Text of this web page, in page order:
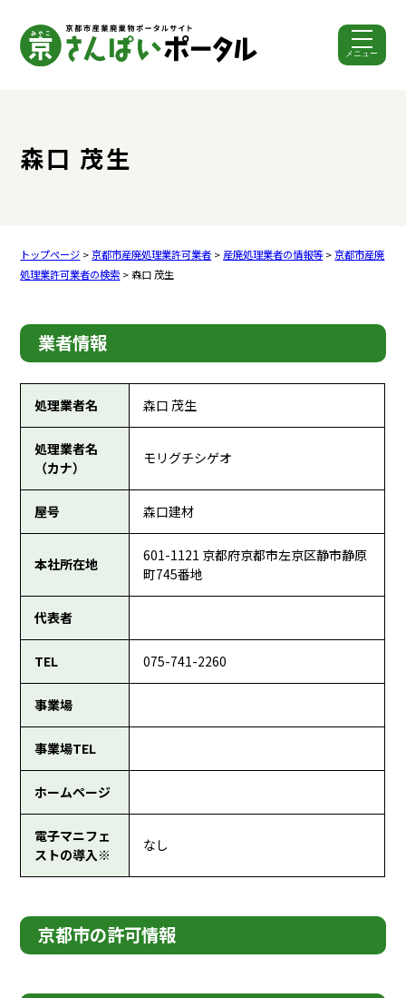
メニュー
森口 茂生
トップページ >京都市産廃処理業許可業者 > 産廃処理業者の情報等>京都市産廃
処理業許可業者の検索 > 森口 茂生
業者情報
処理業者名 森口 茂生
処理業者名
（カナ）
モリグチシゲオ
屋号 森口建材
本社所在地
601-1121 京都府京都市左京区静市静原
町745番地
代表者
TEL 075-741-2260
事業場
事業場TEL
ホームページ
電子マニフェ
ストの導入※
なし
京都市の許可情報